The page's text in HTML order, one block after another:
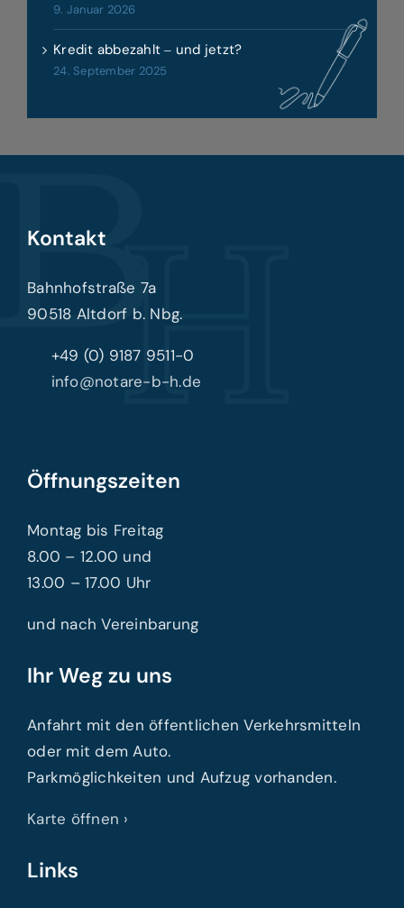
9. Januar 2026
Kredit abbezahlt ‒ und jetzt?
24. September 2025
Kontakt
Bahnhofstraße 7a
90518 Altdorf b. Nbg.
+49 (0) 9187 9511-0
info@notare-b-h.de
Öffnungszeiten
Montag bis Freitag
8.00 – 12.00 und
13.00 – 17.00 Uhr
und nach Vereinbarung
Ihr Weg zu uns
Anfahrt mit den öffentlichen Verkehrsmitteln
oder mit dem Auto.
Parkmöglichkeiten und Aufzug vorhanden.
Karte öffnen ›
Links